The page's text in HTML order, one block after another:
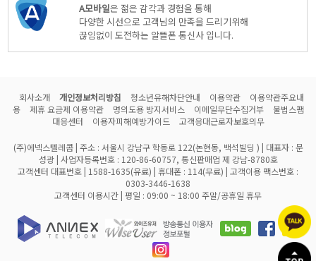
A모바일은 젊은 감각과 경험을 통해
다양한 시선으로 고객님의 만족을 드리기위해
끊임없이 도전하는 알뜰폰 통신사 입니다.
회사소개 개인정보처리방침 청소년유해차단안내 이용약관
이용약관주요내
용
제휴 요금제 이용약관 명의도용 방지서비스 이메일무단수집거부
불법스팸
대응센터
이용자피해예방가이드 고객응대근로자보호의무
(주)에넥스텔레콤 | 주소 : 서울시 강남구 학동로 122(논현동, 백석빌딩 ) | 대표자 : 문
성광 | 사업자등록번호 : 120-86-60757, 통신판매업 제 강남-8780호
고객센터 대표번호 | 1588-1635(유료) | 휴대폰 : 114(무료) | 고객이용 팩스번호 :
0303-3446-1638
고객센터 이용시간 | 평일 : 09:00 ~ 18:00 주말/공휴일 휴무